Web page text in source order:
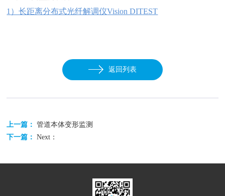
1）长距离分布式光纤解调仪Vision DITEST
返回列表
上一篇：管道本体变形监测
下一篇：Next：